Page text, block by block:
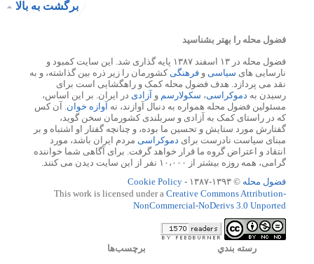
برگشت به بالا
فضول محله را بهتر بشناسید
فضول محله در ۱۳ اسفند ۱۳۸۷ پایه گذاری شد. این سایت کمبود و
نارسایی های سیاسی و فرهنگیکشورمان را زیر ذره بین گذاشته، و به
نقد می پردازد. هدف فضول محله کمک و راهگشایی است برای
رسیدن به دموکراسی، سکولارسم و آزادی در ایران. بر این اساس،
مسئولین فضول محله همواره به دنبال آوازند، نه آوازه خوان. آن کس
که در راستای کمک به آزادی و سربلندی کشورمان سخن گوید،
گفتارش مورد ستایش و تحسین ما بوده، و چنانچه گفتار او اشتباه و بر
مبنای سیاست نادرست برای دموکراسی مردم ایران باشد، مورد
انتقاد و اعتراض گروه ما قرار خواهد گرفت. برای آگاهی شما خواننده
گرامی، همه روزه بیشتر از ۱۰،۰۰۰ نفر از این سایت دیدن می کنند.
فضول محله © ۱۳۹۳-۱۳۸۷ -
Cookie Policy
This work is licensed under a Creative Commons Attribution-
NonCommercial-NoDerivs 3.0 Unported
رسته بندي برچسب‌ها